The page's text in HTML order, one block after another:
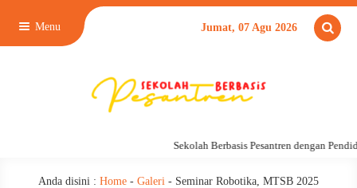
Menu Jumat, 07 Agu 2026
Sekolah Berbasis Pesantren dengan
Anda disini : Home - Galeri - Seminar Robotika, MTSB 2025